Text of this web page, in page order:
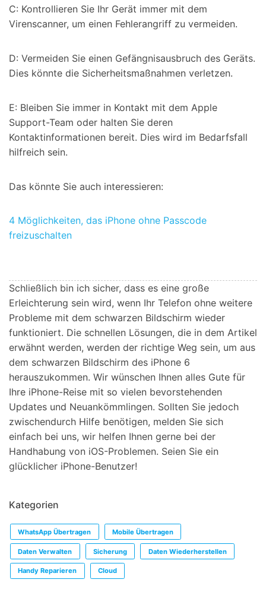
C: Kontrollieren Sie Ihr Gerät immer mit dem
Virenscanner, um einen Fehlerangriff zu vermeiden.
D: Vermeiden Sie einen Gefängnisausbruch des Geräts.
Dies könnte die Sicherheitsmaßnahmen verletzen.
E: Bleiben Sie immer in Kontakt mit dem Apple
Support-Team oder halten Sie deren
Kontaktinformationen bereit. Dies wird im Bedarfsfall
hilfreich sein.
Das könnte Sie auch interessieren:
4 Möglichkeiten, das iPhone ohne Passcode
freizuschalten
Schließlich bin ich sicher, dass es eine große
Erleichterung sein wird, wenn Ihr Telefon ohne weitere
Probleme mit dem schwarzen Bildschirm wieder
funktioniert. Die schnellen Lösungen, die in dem Artikel
erwähnt werden, werden der richtige Weg sein, um aus
dem schwarzen Bildschirm des iPhone 6
herauszukommen. Wir wünschen Ihnen alles Gute für
Ihre iPhone-Reise mit so vielen bevorstehenden
Updates und Neuankömmlingen. Sollten Sie jedoch
zwischendurch Hilfe benötigen, melden Sie sich
einfach bei uns, wir helfen Ihnen gerne bei der
Handhabung von iOS-Problemen. Seien Sie ein
glücklicher iPhone-Benutzer!
Kategorien
WhatsApp Übertragen Mobile Übertragen
Daten Verwalten Sicherung Daten Wiederherstellen
Handy Reparieren Cloud